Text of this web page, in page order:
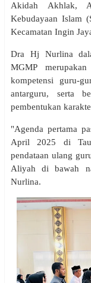
Akidah Akhlak,
Kebudayaan Islam
Kecamatan Ingin
Dra Hj Nurlina
MGMP
kompetensi guru-
antarguru, serta
pembentukan
"Agenda pertama
April 2025 di
pendataan ulang
Aliyah di bawah
Nurlina.